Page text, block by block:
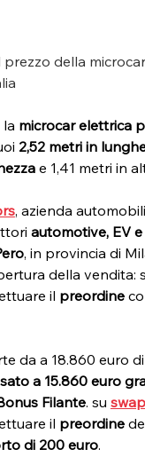
prezzo della
la microcar elettrica
2,52 metri in
e 1,41 metri in
, azienda
automotive, EV
, in provincia di
della vendita:
il preordine
da a 18.860 euro
a 15.860 euro
Filante. su
il preordine
di 200 euro.